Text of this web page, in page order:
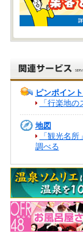
ピンポイン
「行楽地
地図
「観光名
調べる